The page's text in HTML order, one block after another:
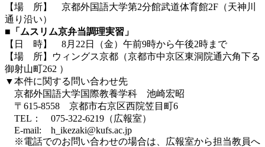
【場 所】 京都外国語大学第2分館武道体育館2F（天神川
通り沿い）
■「ムスリム京弁当調理実習」
【日 時】 8月22日（金）午前9時から午後2時まで
【場 所】ウィングス京都（京都市中京区東洞院通六角下る
御射山町262 ）
▼本件に関する問い合わせ先
京都外国語大学国際教養学科 池崎宏昭
〒615-8558 京都市右京区西院笠目町6
TEL： 075-322-6219（広報室）
E-mail: h_ikezaki@kufs.ac.jp
※電話でのお問い合わせの場合は、広報室から担当教員へ